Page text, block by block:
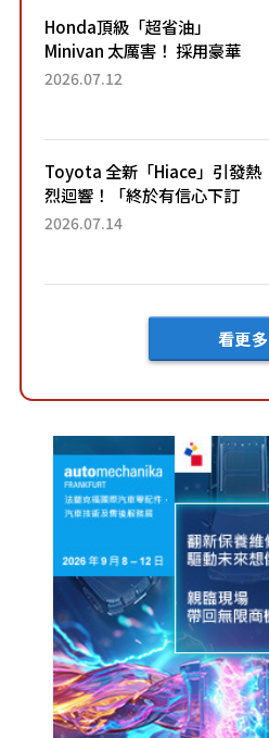
Honda頂級「超省油」
Minivan 太厲害！ 採用豪華
「真皮座椅」與專屬「黑色內
「三...
2026.07.12
Toyota 全新「Hiace」引發熱
烈迴響！「終於有信心下訂
了！」「哪個等級交車最
車？...
2026.07.14
看更多